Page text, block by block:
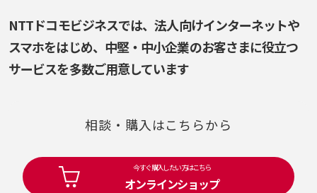
NTTドコモビジネスでは、法人向けインターネットや
スマホをはじめ、 中堅・中小企業のお客さまに役立つ
サービスを多数ご用意しています
相談・購入はこちらから
今すぐ購入したい方はこちら
オンラインショップ